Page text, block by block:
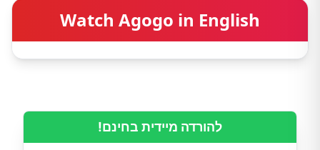
Watch Agogo in English
להורדה מיידית בחינם!